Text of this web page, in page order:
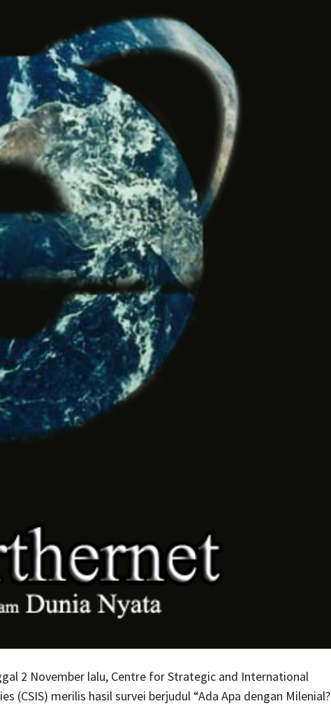
2 November lalu, Centre for Strategic and International
(CSIS) merilis hasil survei berjudul “Ada Apa dengan Milenial?